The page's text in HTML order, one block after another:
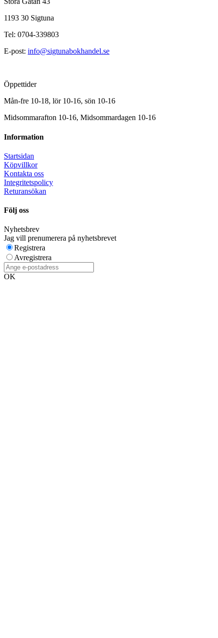
1193 30 Sigtuna
Tel: 0704-339803
E-post: info@sigtunabokhandel.se
Öppettider
Mån-fre 10-18, lör 10-16, sön 10-16
Midsommarafton 10-16, Midsommardagen 10-16
Information
Startsidan
Köpvillkor
Kontakta oss
Integritetspolicy
Returansökan
Följ oss
Nyhetsbrev
Jag vill prenumerera på nyhetsbrevet
Registrera
Avregistrera
OK